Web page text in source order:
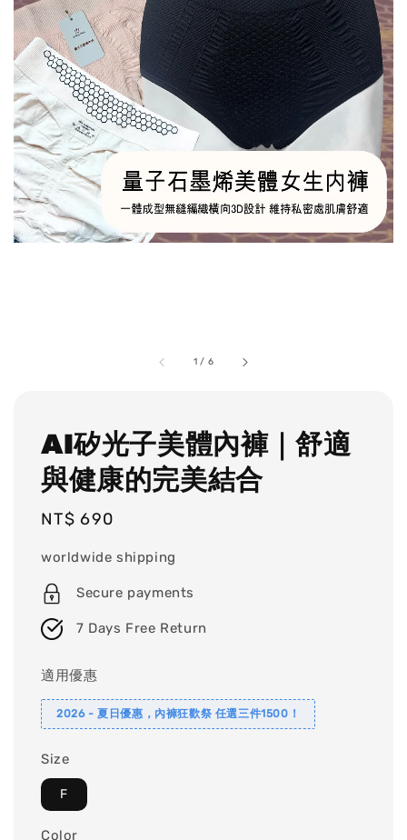
1 / 6
AI矽光子美體內褲｜舒適
與健康的完美結合
Regular
NT$ 690
worldwide shipping
Secure payments
7 Days Free Return
適用優惠
2026 - 夏日優惠，內褲狂歡祭 任選三件1500！
Size
F
Color